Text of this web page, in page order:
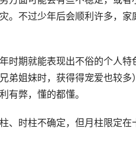
。不过少年后会顺利许多，
时期就能表现出不俗的个人
弟姐妹时，获得得宠爱也较
有弊，懂的都懂。
、时柱不确定，但月柱限定在